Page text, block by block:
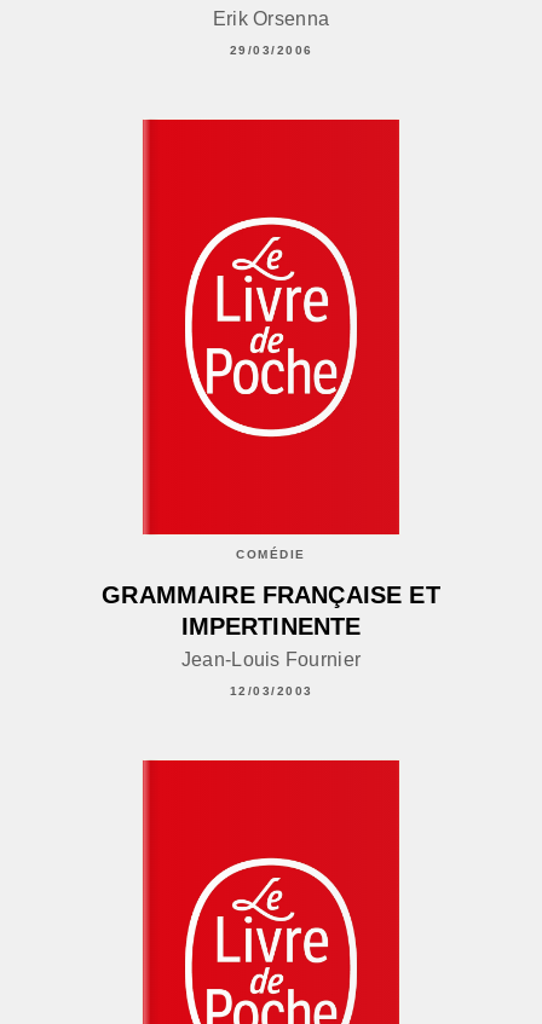
Erik Orsenna
29/03/2006
COMÉDIE
GRAMMAIRE FRANÇAISE ET
IMPERTINENTE
Jean-Louis Fournier
12/03/2003